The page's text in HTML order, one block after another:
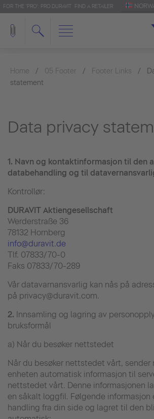
FOR THE 'PRO': PRO.DURAVIT FIND A RETAILER
Home 05 Footer Footer Links
statement
Data privacy
1. Navn og kontaktinformasjon til den
databehandling og til
Kontrollør:
DURAVIT Aktiengesellschaft
Werderstraße 36
78132 Hornberg
info@duravit.de
Tlf. 07833/70-0
Faks 07833/70-289
Vår datavarnansvarlig kan nås på
på privacy@duravit.com.
2. Innsamling og lagring av
bruksformål
a) Når du besøker nettstedet
Når du besøker nettstedet vårt, sender
enheten automatisk informasjon til
nettstedet vårt. Denne informasjonen
en såkalt loggfil. Følgende informasjon
handling fra din side og lagret til den